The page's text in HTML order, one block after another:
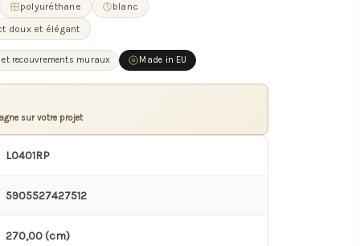
polyuréthane
blanc
doux et élégant
recouvrements muraux Made in EU
sur votre projet
L0401RP
5905527427512
270,00 (cm)